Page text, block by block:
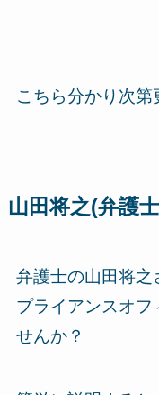
こちら分かり次第
山田将之(弁護
弁護士の山田将之
プライアンスオフ
せんか？